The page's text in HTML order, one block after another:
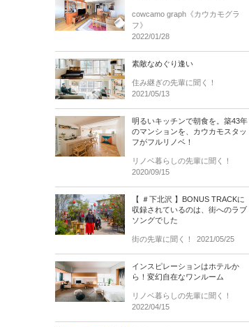
cowcamo graph《カウカモグラ
フ》
2022/01/28
素敵なめぐり逢い
住み継ぎの先輩に聞く！
2021/05/13
明るいキッチンで朝食を。築43年
のマンションを、カウカモスタッ
フがフルリノベ！
リノベ暮らしの先輩に聞く！
2020/09/15
【 ＃下北沢 】BONUS TRACKに
収録されているのは、街へのラブ
ソングでした
街の先輩に聞く！ 2021/05/25
インスピレーションはホテルか
ら！変幻自在なワンルーム
リノベ暮らしの先輩に聞く！
2022/04/15